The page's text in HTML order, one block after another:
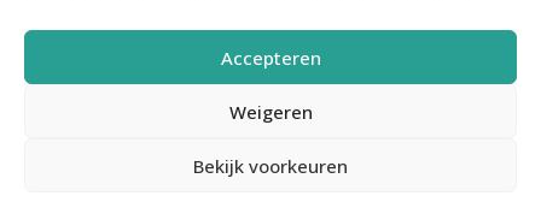
Accepteren
Weigeren
Bekijk voorkeuren
PoliskrakerenEnkwest